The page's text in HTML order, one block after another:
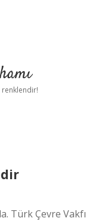
renklendir!
Türk Çevre Vakfı